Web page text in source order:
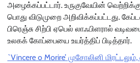
அழைக்கப்பட்டார். உருகுவேயின்
பொது விடுமுறை அறிவிக்கப்பட்டது.
பிரெஞ்சு சிற்பி ஏபெல் லாஃபிளரால்
உலகக் கோப்பையை உயர்த்திப் பிடித்தார்.
`Vincere o Morire’ முசோலினி